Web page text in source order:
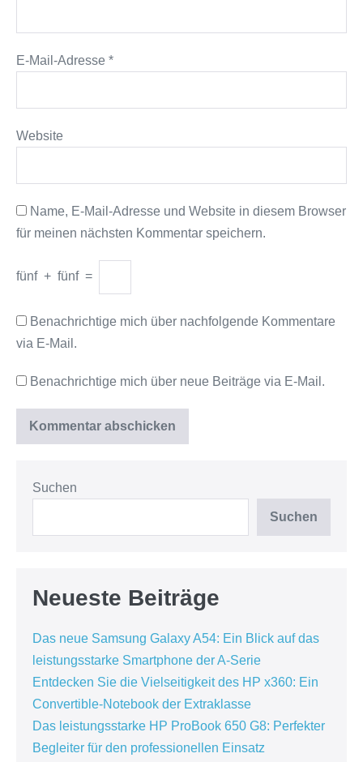
E-Mail-Adresse *
Website
Name, E-Mail-Adresse und Website in diesem Browser
für meinen nächsten Kommentar speichern.
fünf + fünf =
Benachrichtige mich über nachfolgende Kommentare
via E-Mail.
Benachrichtige mich über neue Beiträge via E-Mail.
Suchen
Suchen
Neueste Beiträge
Das neue Samsung Galaxy A54: Ein Blick auf das
leistungsstarke Smartphone der A-Serie
Entdecken Sie die Vielseitigkeit des HP x360: Ein
Convertible-Notebook der Extraklasse
Das leistungsstarke HP ProBook 650 G8: Perfekter
Begleiter für den professionellen Einsatz